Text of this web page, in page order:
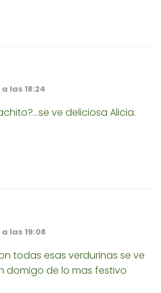
las 18:24
ve deliciosa Alicia.
las 19:08
todas esas verdurinas se ve
domigo de lo mas festivo